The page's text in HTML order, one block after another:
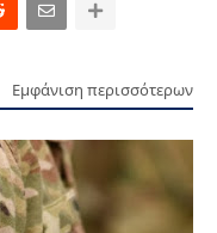
Εμφάνιση περισσότερων